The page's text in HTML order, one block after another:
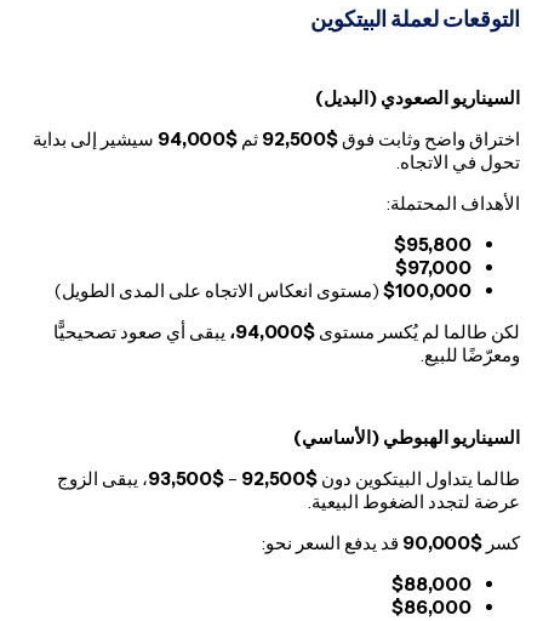
التوقعات لعملة البيتكوين
السيناريو الصعودي (البديل)
اختراق واضح وثابت فوق$92,500 ثم$94,000
سيشير إلى بداية
تحول في الاتجاه.
الأهداف المحتملة:
$95,800
$97,000
$100,000 (مستوى انعكاس الاتجاه على المدى الطويل)
لكن طالما لم يُكسر مستوى$94,000،
يبقى أي صعود تصحيحيًّا
ومعرّضًا للبيع.
السيناريو الهبوطي (الأساسي)
طالما يتداول البيتكوين دون$92,500
–
$93,500
، يبقى الزوج
عرضة لتجدد الضغوط البيعية.
كسر$90,000
قد يدفع السعر نحو:
$88,000
$86,000